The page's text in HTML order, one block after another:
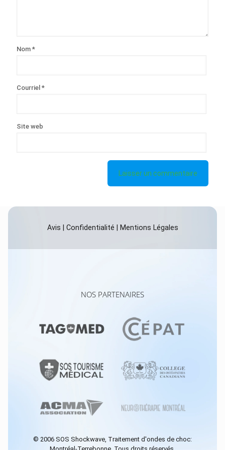
Nom *
Courriel *
Site web
Avis Confidentialité Mentions Légales
NOS PARTENAIRES
© 2006 SOS Shockwave , Traitement d'ondes de choc: